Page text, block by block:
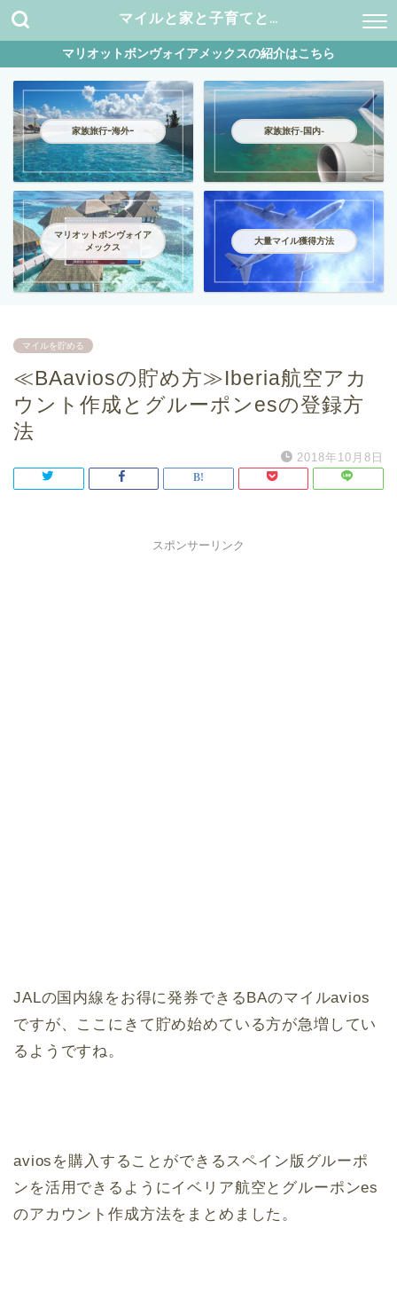
マイルと家と子育てと…
マリオットボンヴォイアメックスの紹介はこちら
家族旅行ｰ海外ｰ 家族旅行-国内-
マリオットボンヴォイア
メックス
大量マイル獲得方法
マイルを貯める
≪BAaviosの貯め方≫Iberia航空アカ
ウント作成とグルーポンesの登録方
法
2018年10月8日
スポンサーリンク
JALの国内線をお得に発券できるBAのマイルavios
ですが、ここにきて貯め始めている方が急増してい
るようですね。
aviosを購入することができるスペイン版グルーポ
ンを活用できるようにイベリア航空とグルーポンes
のアカウント作成方法をまとめました。